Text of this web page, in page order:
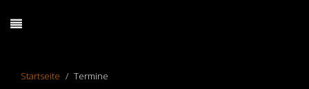
Startseite Termine